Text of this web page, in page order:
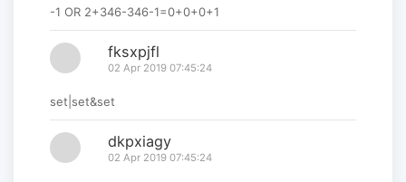
-1 OR 2+346-346-1=0+0+0+1
fksxpjfl
02 Apr 2019 07:45:24
set|set&set
dkpxiagy
02 Apr 2019 07:45:24